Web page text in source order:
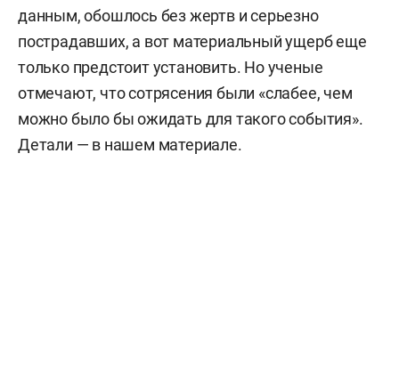
данным, обошлось без жертв и серьезно
пострадавших, а вот материальный ущерб еще
только предстоит установить. Но ученые
отмечают, что сотрясения были «слабее, чем
можно было бы ожидать для такого события».
Детали — в нашем материале.